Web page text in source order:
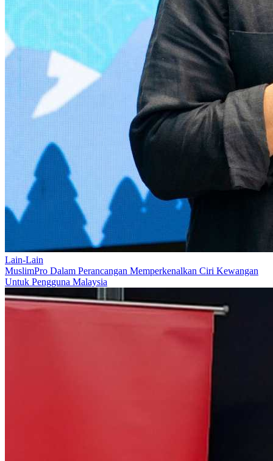
Lain-Lain
MuslimPro Dalam Perancangan Memperkenalkan Ciri Kewangan
Untuk Pengguna Malaysia